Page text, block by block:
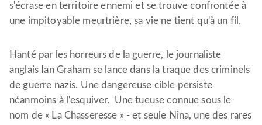
s'écrase en territoire ennemi et se trouve confrontée à
une impitoyable meurtrière, sa vie ne tient qu'à un fil.
Hanté par les horreurs de la guerre, le journaliste
anglais Ian Graham se lance dans la traque des criminels
de guerre nazis. Une dangereuse cible persiste
néanmoins à l'esquiver. Une tueuse connue sous le
nom de « La Chasseresse » - et seule Nina, une des rares